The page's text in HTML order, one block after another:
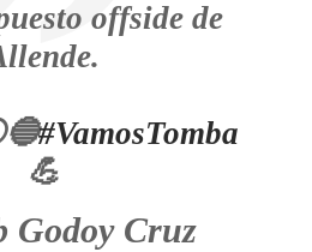
offside de
#VamosTomba
💪
Cruz